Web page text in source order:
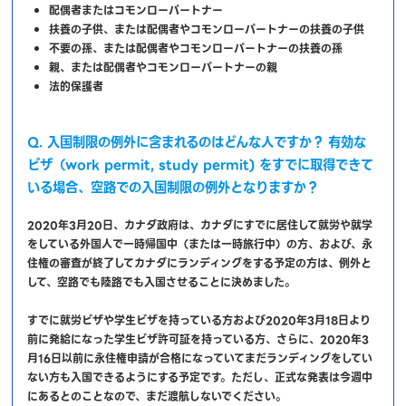
配偶者またはコモンローパートナー
扶養の子供、または配偶者やコモンローパートナーの扶養の子供
不要の孫、または配偶者やコモンローパートナーの扶養の孫
親、または配偶者やコモンローパートナーの親
法的保護者
Q. 入国制限の例外に含まれるのはどんな人ですか？ 有効な
ビザ（work permit, study permit) をすでに取得できて
いる場合、空路での入国制限の例外となりますか？
2020年3月20日、カナダ政府は、カナダにすでに居住して就労や就学
をしている外国人で一時帰国中（または一時旅行中）の方、および、永
住権の審査が終了してカナダにランディングをする予定の方は、例外と
して、空路でも陸路でも入国させることに決めました。
すでに就労ビザや学生ビザを持っている方および2020年3月18日より
前に発給になった学生ビザ許可証を持っている方、さらに、2020年3
月16日以前に永住権申請が合格になっていてまだランディングをしてい
ない方も入国できるようにする予定です。ただし、正式な発表は今週中
にあるとのことなので、まだ渡航しないでください。